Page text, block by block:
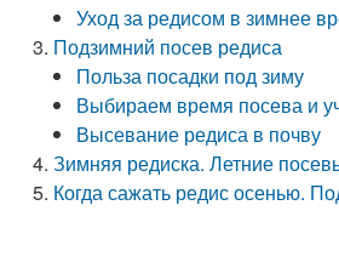
Уход за редисом в зимнее
Подзимний посев редиса
Польза посадки под зиму
Выбираем время посева и
Высевание редиса в почву
Зимняя редиска. Летние
Когда сажать редис осенью.